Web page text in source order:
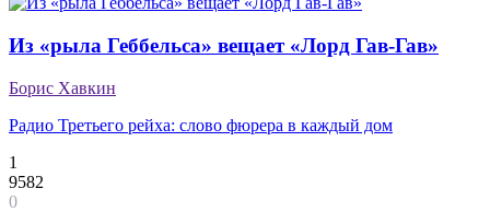
Из «рыла Геббельса» вещает «Лорд Гав-Гав»
Борис Хавкин
Радио Третьего рейха: слово фюрера в каждый дом
1
9582
0